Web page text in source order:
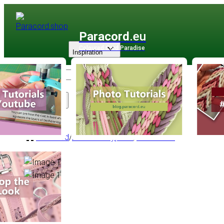
Paracord .eu
Coloured Cord Paradise
Sortiment
Inspiration
Paracord/Paracord Type III/Multifarben